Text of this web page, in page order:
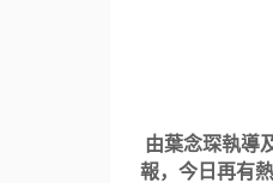
由葉念琛執導
報，今日再有